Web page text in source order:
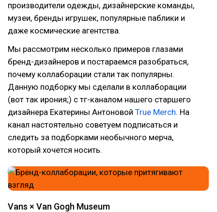
производители одежды, дизайнерские команды,
музеи, бренды игрушек, популярные паблики и
даже космические агентства.
Мы рассмотрим несколько примеров глазами
бренд-дизайнеров и постараемся разобраться,
почему коллаборации стали так популярны.
Данную подборку мы сделали в коллаборации
(вот так ирония;) с тг-каналом нашего старшего
дизайнера Екатерины Антоновой True Merch. На
канал настоятельно советуем подписаться и
следить за подборками необычного мерча,
который хочется носить.
Vans × Van Gogh Museum